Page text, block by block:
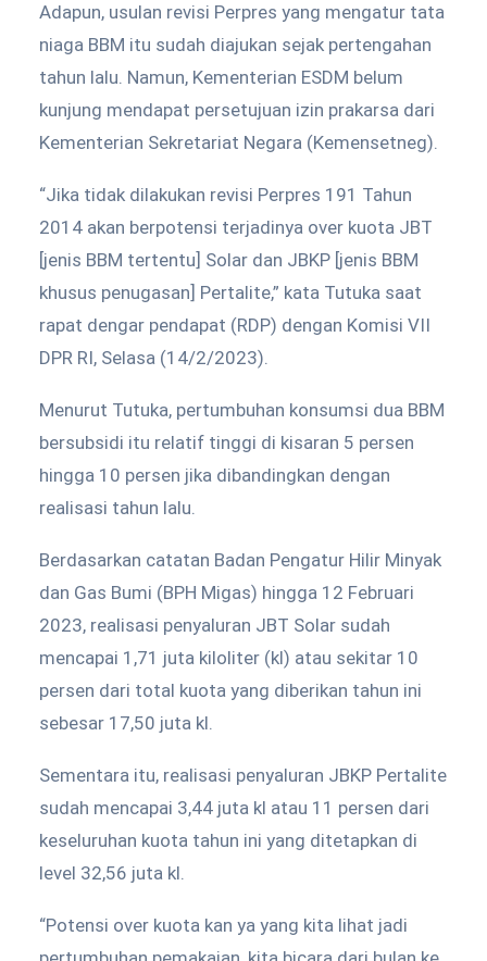
Adapun, usulan revisi Perpres yang mengatur tata
niaga BBM itu sudah diajukan sejak pertengahan
tahun lalu. Namun, Kementerian ESDM belum
kunjung mendapat persetujuan izin prakarsa dari
Kementerian Sekretariat Negara (Kemensetneg).
“Jika tidak dilakukan revisi Perpres 191 Tahun
2014 akan berpotensi terjadinya over kuota JBT
[jenis BBM tertentu] Solar dan JBKP [jenis BBM
khusus penugasan] Pertalite,” kata Tutuka saat
rapat dengar pendapat (RDP) dengan Komisi VII
DPR RI, Selasa (14/2/2023).
Menurut Tutuka, pertumbuhan konsumsi dua BBM
bersubsidi itu relatif tinggi di kisaran 5 persen
hingga 10 persen jika dibandingkan dengan
realisasi tahun lalu.
Berdasarkan catatan Badan Pengatur Hilir Minyak
dan Gas Bumi (BPH Migas) hingga 12 Februari
2023, realisasi penyaluran JBT Solar sudah
mencapai 1,71 juta kiloliter (kl) atau sekitar 10
persen dari total kuota yang diberikan tahun ini
sebesar 17,50 juta kl.
Sementara itu, realisasi penyaluran JBKP Pertalite
sudah mencapai 3,44 juta kl atau 11 persen dari
keseluruhan kuota tahun ini yang ditetapkan di
level 32,56 juta kl.
“Potensi over kuota kan ya yang kita lihat jadi